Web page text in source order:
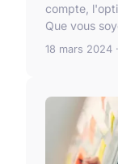
compte,
Que vous
18 mars 2024